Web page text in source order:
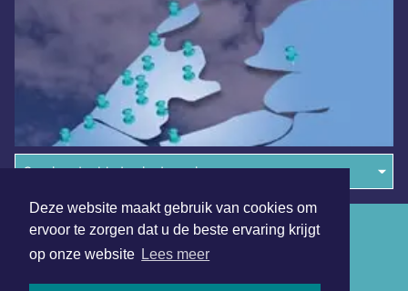
Deze website maakt gebruik van cookies om
ervoor te zorgen dat u de beste ervaring krijgt
op onze website Lees meer
Overige dagbladen in de regio
Algemene voorwaarden
Disclaimer